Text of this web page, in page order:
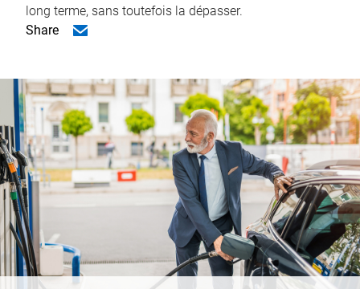
long terme, sans toutefois la dépasser.
Share